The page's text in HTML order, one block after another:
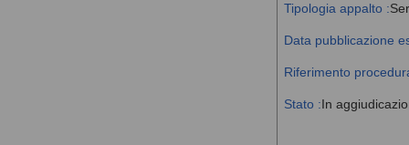
Tipologia appalto :
Data pubblicazione
Riferimento
Stato :In